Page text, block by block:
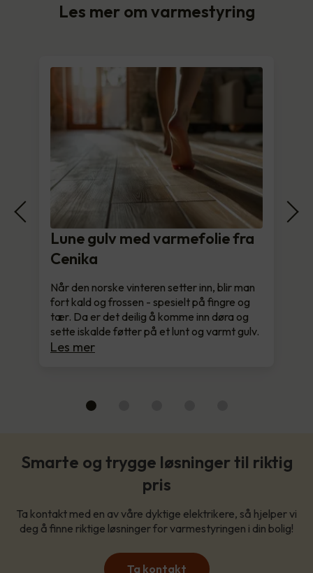
Les mer om varmestyring
Lune gulv med varmefolie fra
Cenika
Når den norske vinteren setter inn, blir man
fort kald og frossen - spesielt på fingre og
tær. Da er det deilig å komme inn døra og
sette iskalde føtter på et lunt og varmt gulv.
Les mer
Smarte og trygge løsninger til riktig
pris
Ta kontakt med en av våre dyktige elektrikere, så hjelper vi
deg å finne riktige løsninger for varmestyringen i din bolig!
Ta kontakt